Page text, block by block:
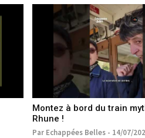
Montez à bord du train
Rhune !
Par Echappées Belles - 14/07/